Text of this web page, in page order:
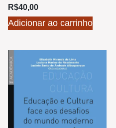
R$40,00
Adicionar ao carrinho